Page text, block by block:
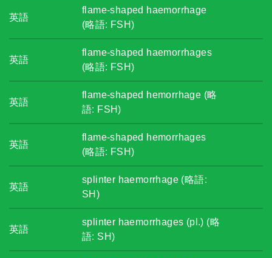
英語
flame-shaped haemorrhage
(略語: FSH)
英語
flame-shaped haemorrhages
(略語: FSH)
英語
flame-shaped hemorrhage (略
語: FSH)
英語
flame-shaped hemorrhages
(略語: FSH)
英語
splinter haemorrhage (略語:
SH)
英語
splinter haemorrhages (pl.) (略
語: SH)